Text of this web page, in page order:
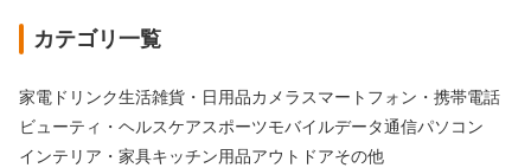
カテゴリ一覧
家電 ドリンク生活雑貨・日用品カメラ スマートフォン・携帯電話
ビューティ・ヘルスケア スポーツモバイルデータ通信パソコン
インテリア・家具キッチン用品アウトドアその他